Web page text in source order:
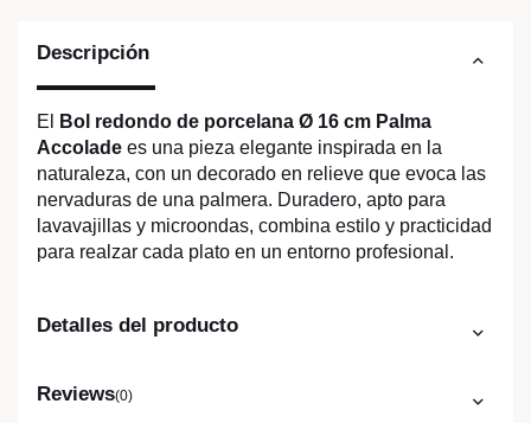
Descripción
El
Bol redondo de porcelana Ø 16 cm Palma
Accolade es una pieza elegante inspirada en la
naturaleza, con un decorado en relieve que evoca las
nervaduras de una palmera. Duradero, apto para
lavavajillas y microondas, combina estilo y practicidad
para realzar cada plato en un entorno profesional.
Detalles del producto
Reviews(0)